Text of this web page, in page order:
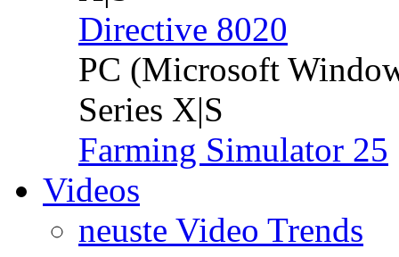
Directive 8020
PC (Microsoft
Series X|S
Farming Simulator 25
Videos
neuste Video Trends